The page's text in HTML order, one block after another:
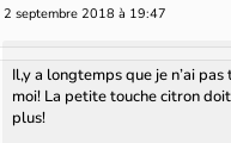
2 septembre 2018 à 19:47
Il,y a longtemps que je n’ai
moi! La petite touche citron
plus!